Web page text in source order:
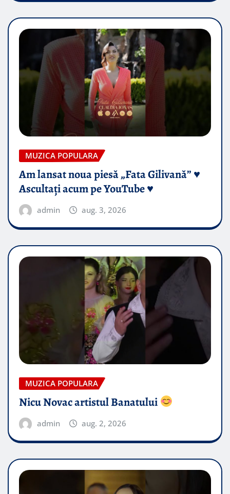
MUZICA POPULARA
Am lansat noua piesă „Fata Gilivană” ♥️
Ascultați acum pe YouTube ♥️
admin aug. 3, 2026
MUZICA POPULARA
Nicu Novac artistul Banatului
admin aug. 2, 2026